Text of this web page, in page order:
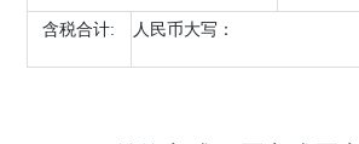
含税合计: 人民币大写：